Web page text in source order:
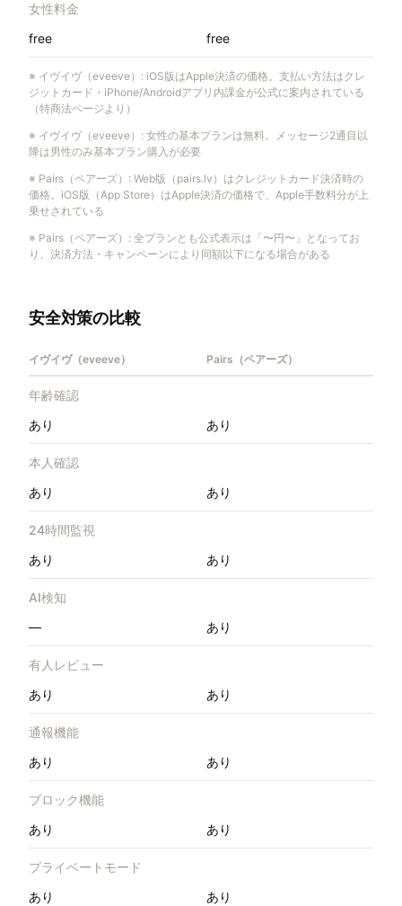
女性料金
free
free
※ イヴイヴ（eveeve） : iOS版はApple決済の価格。支払い方法はクレ
ジットカード・iPhone/Androidアプリ内課金が公式に案内されている
（特商法ページより）
※ イヴイヴ（eveeve） : 女性の基本プランは無料。メッセージ2通目以
降は男性のみ基本プラン購入が必要
※ Pairs（ペアーズ） : Web版（pairs.lv）はクレジットカード決済時の
価格。iOS版（App Store）はApple決済の価格で、Apple手数料分が上
乗せされている
※ Pairs（ペアーズ） : 全プランとも公式表示は「〜円〜」となってお
り、決済方法・キャンペーンにより同額以下になる場合がある
安全対策の比較
イヴイヴ（eveeve） Pairs（ペアーズ）
年齢確認
あり
あり
本人確認
あり
あり
24時間監視
あり
あり
AI検知
—
あり
有人レビュー
あり
あり
通報機能
あり
あり
ブロック機能
あり
あり
プライベートモード
あり
あり